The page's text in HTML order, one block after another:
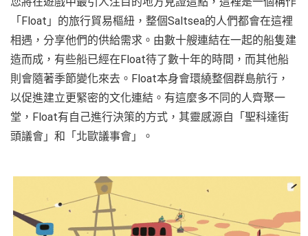
「Float」的旅行貿易樞紐，整個Saltsea的人們都會在這裡
相遇，分享他們的供給需求。由數十艘連結在一起的船隻建
造而成，有些船已經在Float待了數十年的時間，而其他船
則會隨著季節變化來去。Float本身會環繞整個群島航行，
以促進建立更緊密的文化連結。有這麼多不同的人齊聚一
堂，Float有自己進行決策的方式，其靈感源自「聖科達街
頭議會」和「北歐議事會」。